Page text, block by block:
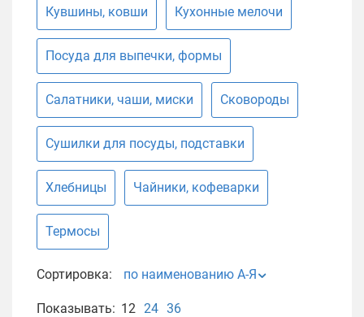
Кувшины, ковши Кухонные мелочи
Посуда для выпечки, формы
Салатники, чаши, миски Сковороды
Сушилки для посуды, подставки
Хлебницы Чайники, кофеварки
Термосы
Сортировка: по наименованию А-Я
Показывать: 12 24 36